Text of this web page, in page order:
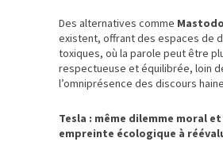
Des alternatives comme
existent, offrant des espaces de
toxiques, où la parole peut être
respectueuse et équilibrée, loin
l’omniprésence des discours
Tesla : même dilemme moral et
empreinte écologique à